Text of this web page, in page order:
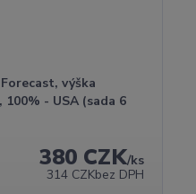
výška
100% - USA (sada 6
380 CZK/ks
314 CZKbez DPH